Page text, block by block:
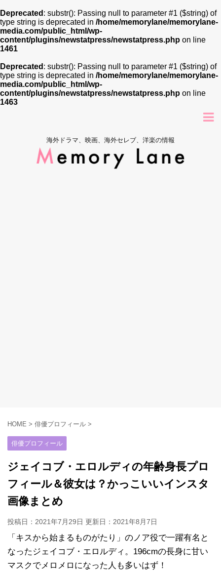
Deprecated : substr(): Passing null to parameter #1 ($string) of
type string is deprecated in /home/memorylane/memorylane-
media.com/public_html/wp-
content/plugins/newstatpress/newstatpress.php on line
1461
Deprecated : substr(): Passing null to parameter #1 ($string) of
type string is deprecated in /home/memorylane/memorylane-
media.com/public_html/wp-
content/plugins/newstatpress/newstatpress.php on line
1463
海外ドラマ、映画、海外セレブ、洋楽の情報
HOME > 俳優プロフィール >
俳優プロフィール
ジェイコブ・エロルディの年齢身長プロ
フィール＆彼女は？かっこいいインスタ
画像まとめ
投稿日：2021年7月29日 更新日： 2021年8月7日
「キスから始まるものがたり」のノア役で一躍有名と
なったジェイコブ・エロルディ。196cmの長身に甘い
マスクでメロメロになった人も多いはず！